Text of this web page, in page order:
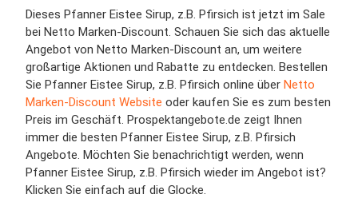
Dieses Pfanner Eistee Sirup, z.B. Pfirsich ist jetzt im Sale
bei Netto Marken-Discount. Schauen Sie sich das aktuelle
Angebot von Netto Marken-Discount an, um weitere
großartige Aktionen und Rabatte zu entdecken. Bestellen
Sie Pfanner Eistee Sirup, z.B. Pfirsich online über Netto
Marken-Discount Website oder kaufen Sie es zum besten
Preis im Geschäft. Prospektangebote.de zeigt Ihnen
immer die besten Pfanner Eistee Sirup, z.B. Pfirsich
Angebote. Möchten Sie benachrichtigt werden, wenn
Pfanner Eistee Sirup, z.B. Pfirsich wieder im Angebot ist?
Klicken Sie einfach auf die Glocke.